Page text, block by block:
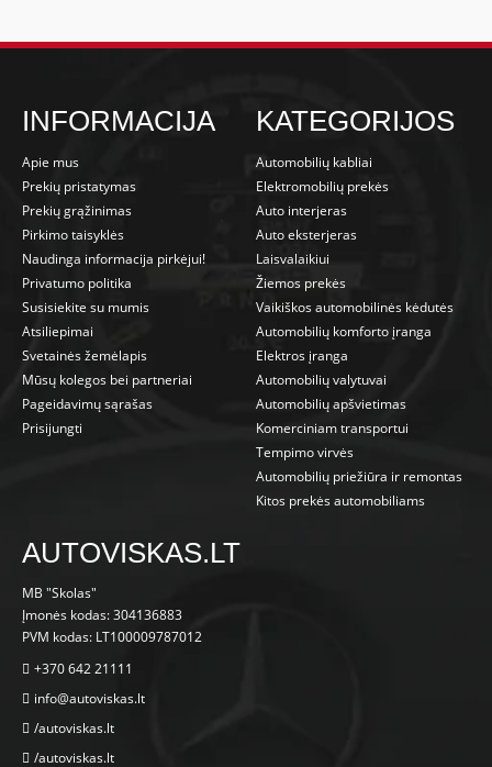
INFORMACIJA
Apie mus
Prekių pristatymas
Prekių grąžinimas
Pirkimo taisyklės
Naudinga informacija pirkėjui!
Privatumo politika
Susisiekite su mumis
Atsiliepimai
Svetainės žemėlapis
Mūsų kolegos bei partneriai
Pageidavimų sąrašas
Prisijungti
KATEGORIJOS
Automobilių kabliai
Elektromobilių prekės
Auto interjeras
Auto eksterjeras
Laisvalaikiui
Žiemos prekės
Vaikiškos automobilinės kėdutės
Automobilių komforto įranga
Elektros įranga
Automobilių valytuvai
Automobilių apšvietimas
Komerciniam transportui
Tempimo virvės
Automobilių priežiūra ir remontas
Kitos prekės automobiliams
AUTOVISKAS.LT
MB "Skolas"
Įmonės kodas: 304136883
PVM kodas: LT100009787012
+370 642 21111
info@autoviskas.lt
/autoviskas.lt
/autoviskas.lt